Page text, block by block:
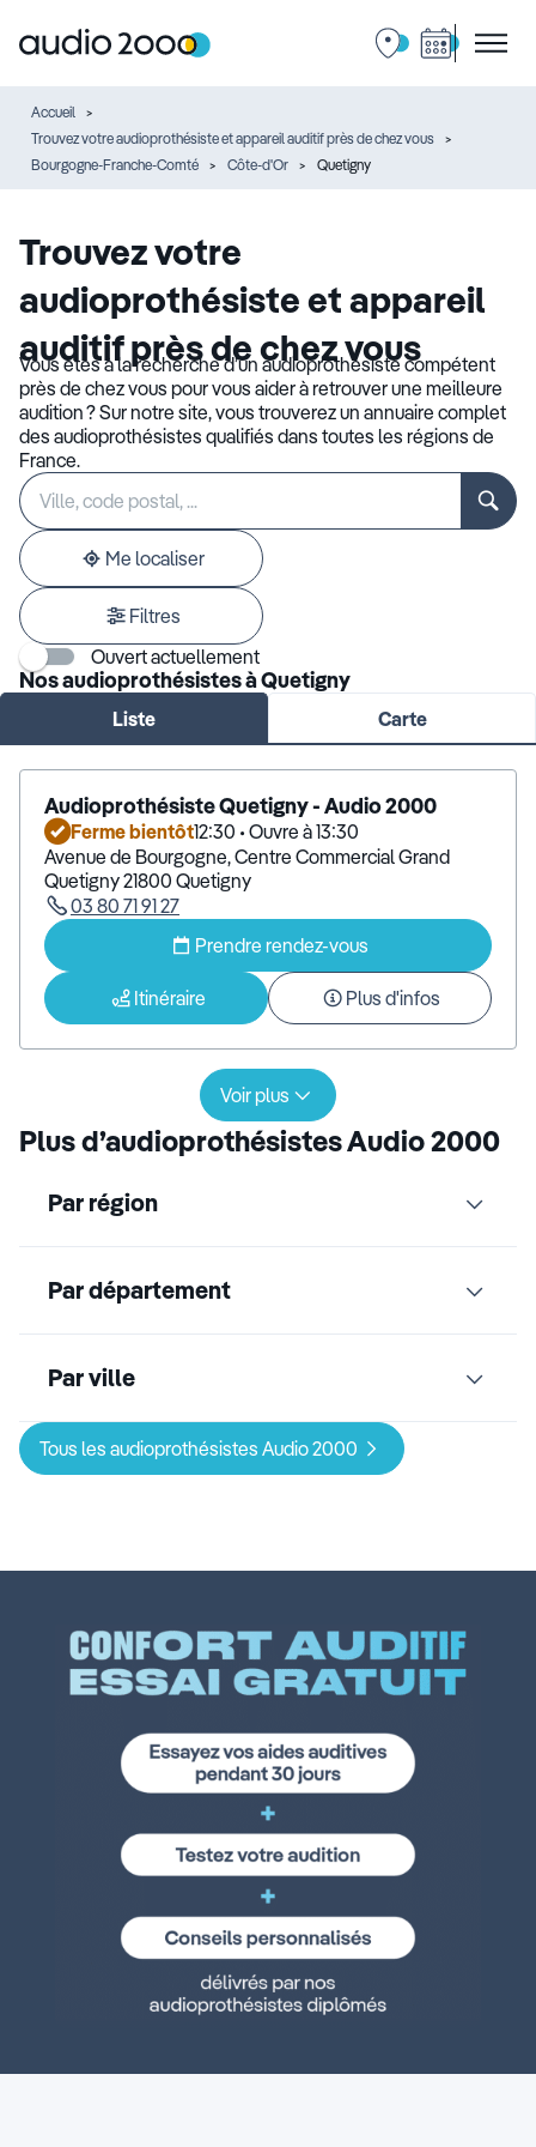
Accueil
Trouvez votre audioprothésiste et appareil auditif près de chez vous
Bourgogne-Franche-Comté
Côte-d'Or Quetigny
Trouvez votre
audioprothésiste et appareil
auditif près de chez vous
Vous êtes à la recherche d’un audioprothésiste compétent
près de chez vous pour vous aider à retrouver une meilleure
audition ? Sur notre site, vous trouverez un annuaire complet
des audioprothésistes qualifiés dans toutes les régions de
France.
Rechercher
établissement
Veuillez
renseigner
une
adresse
Me localiser
Filtres
Ouvert actuellement
Nos audioprothésistes à Quetigny
Liste Carte
Audioprothésiste Quetigny - Audio 2000
Ferme bientôt12:30 • Ouvre à 13:30
Avenue de Bourgogne, Centre Commercial Grand
Quetigny 21800 Quetigny
03 80 71 91 27
Prendre rendez-vous
Itinéraire Plus d'infos
Voir plus
Plus d’audioprothésistes Audio 2000
Par région
Par département
Par ville
Tous les audioprothésistes Audio 2000